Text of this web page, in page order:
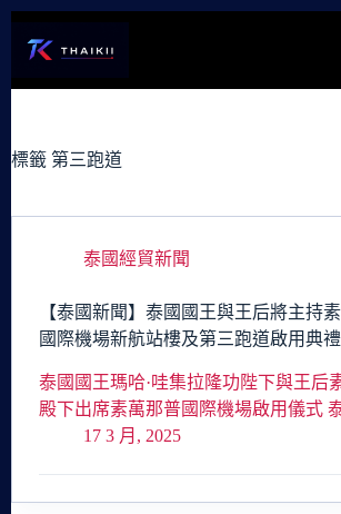
容
標籤 第三跑道
泰國經貿新聞
【泰國新聞】泰國國王與王后將主持
國際機場新航站樓及第三跑道啟用典禮
泰國國王瑪哈·哇集拉隆功陛下與王后
殿下出席素萬那普國際機場啟用儀式
17 3 月, 2025